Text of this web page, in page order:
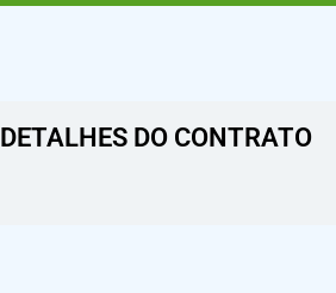
DETALHES DO CONTRATO​